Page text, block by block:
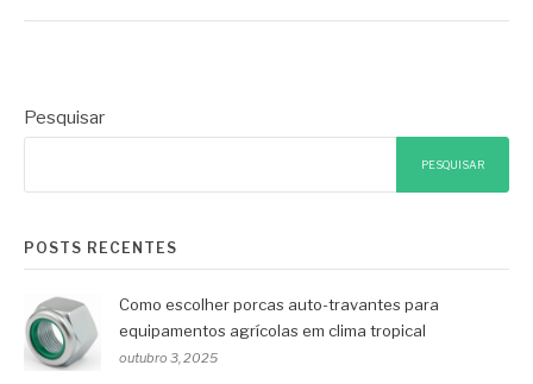
Pesquisar
PESQUISAR
POSTS RECENTES
Como escolher porcas auto-travantes para
equipamentos agrícolas em clima tropical
outubro 3, 2025